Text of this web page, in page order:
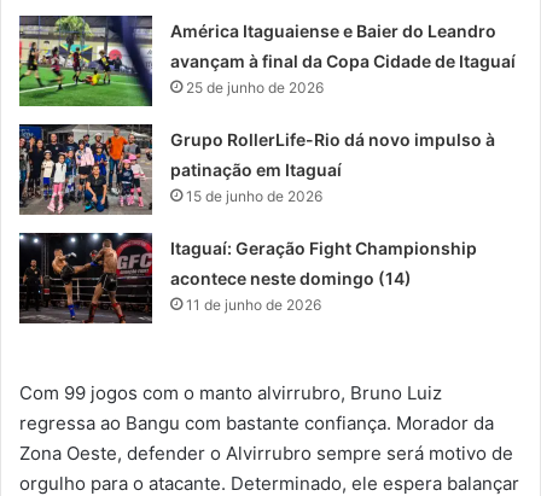
América Itaguaiense e Baier do Leandro
avançam à final da Copa Cidade de Itaguaí
25 de junho de 2026
Grupo RollerLife-Rio dá novo impulso à
patinação em Itaguaí
15 de junho de 2026
Itaguaí: Geração Fight Championship
acontece neste domingo (14)
11 de junho de 2026
Com 99 jogos com o manto alvirrubro, Bruno Luiz
regressa ao Bangu com bastante confiança. Morador da
Zona Oeste, defender o Alvirrubro sempre será motivo de
orgulho para o atacante. Determinado, ele espera balançar